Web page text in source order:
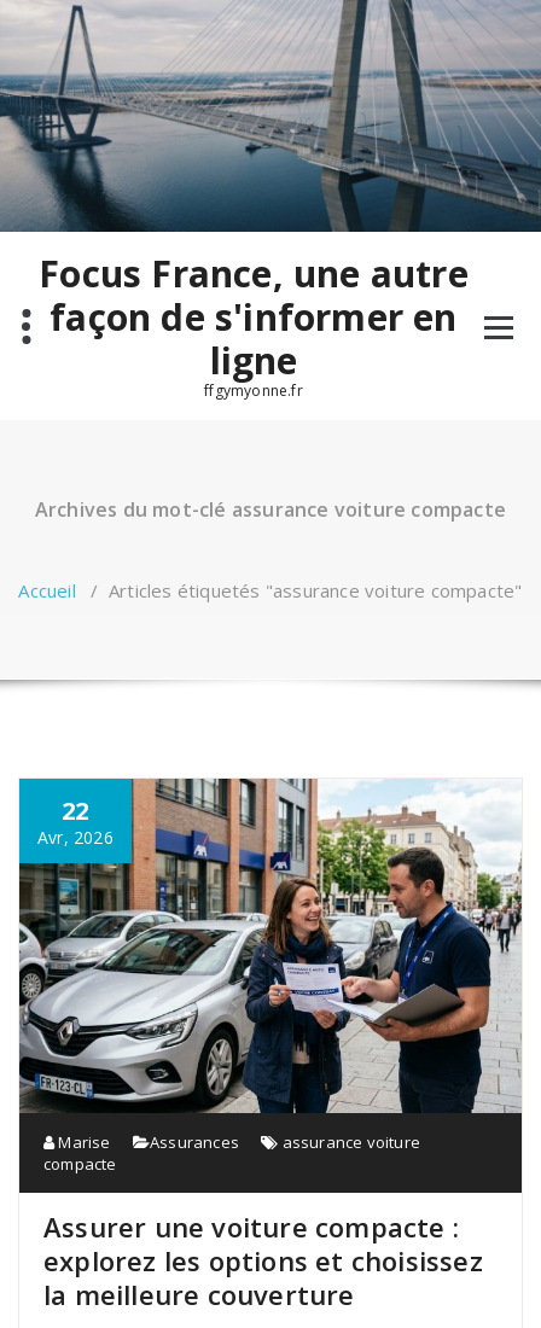
contenu
Focus France, une autre
façon de s'informer en
ligne
ffgymyonne.fr
Archives du mot-clé assurance voiture compacte
Accueil /Articles étiquetés "assurance voiture compacte"
22
Avr, 2026
Marise Assurances
assurance voiture
compacte
Assurer une voiture compacte :
explorez les options et choisissez
la meilleure couverture